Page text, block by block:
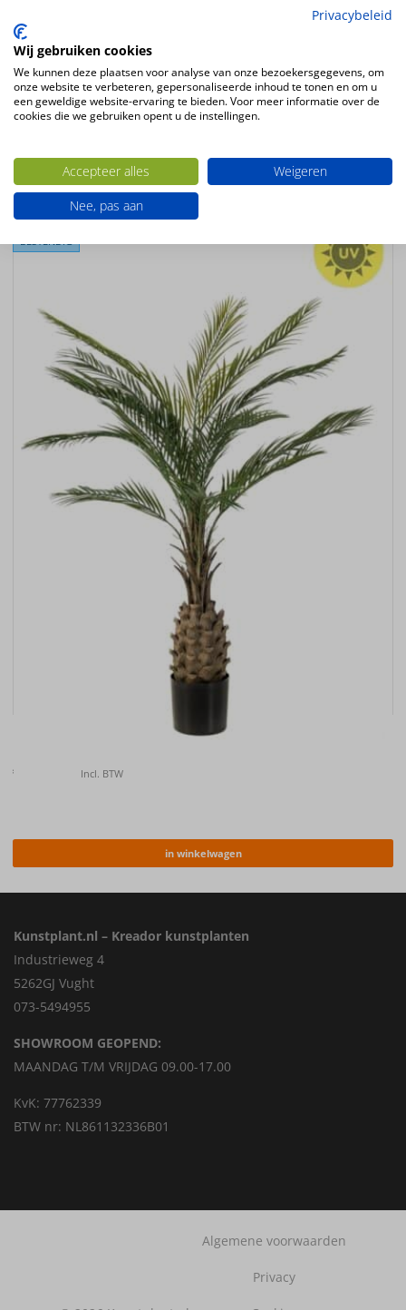
groen wit
Plantsoort
Spider
Productconfiguratie
Staande kunstplant
Ook interessant
Kunstplant Palm UV 150cm
€ Incl. BTW
in winkelwagen
Kunstplant.nl – Kreador kunstplanten
Industrieweg 4
5262GJ Vught
073-5494955
SHOWROOM GEOPEND:
MAANDAG T/M VRIJDAG 09.00-17.00
KvK: 77762339
BTW nr: NL861132336B01
Algemene voorwaarden
Privacy
Privacybeleid
Wij gebruiken cookies
We kunnen deze plaatsen voor analyse van onze bezoekersgegevens, om
onze website te verbeteren, gepersonaliseerde inhoud te tonen en om u
een geweldige website-ervaring te bieden. Voor meer informatie over de
cookies die we gebruiken opent u de instellingen.
Accepteer alles
Weigeren
Nee, pas aan